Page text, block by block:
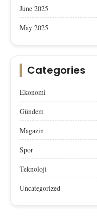
June 2025
May 2025
Categories
Ekonomi
Gündem
Magazin
Spor
Teknoloji
Uncategorized